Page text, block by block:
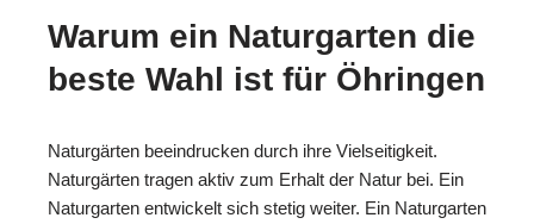
Warum ein Naturgarten die
beste Wahl ist für Öhringen
Naturgärten beeindrucken durch ihre Vielseitigkeit.
Naturgärten tragen aktiv zum Erhalt der Natur bei. Ein
Naturgarten entwickelt sich stetig weiter. Ein Naturgarten